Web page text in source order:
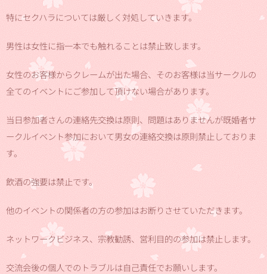
特にセクハラについては厳しく対処していきます。
男性は女性に指一本でも触れることは禁止致します。
女性のお客様からクレームが出た場合、そのお客様は当サークルの
全てのイベントにご参加して頂けない場合があります。
当日参加者さんの連絡先交換は原則、問題はありませんが既婚者サ
ークルイベント参加において男女の連絡交換は原則禁止しておりま
す。
飲酒の強要は禁止です。
他のイベントの関係者の方の参加はお断りさせていただきます。
ネットワークビジネス、宗教勧誘、営利目的の参加は禁止します。
交流会後の個人でのトラブルは自己責任でお願いします。